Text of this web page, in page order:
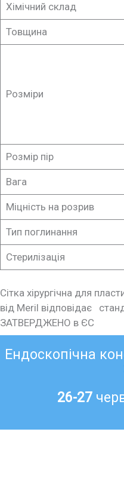
Хімічний склад
Товщина
Розміри
Розмір пір
Вага
Міцність на розрив
Тип поглинання
Стерилізація
Сітка хірургічна для
від Meril відповідає
ЗАТВЕРДЖЕНО в ЄС
Ендоскопічна
26-27